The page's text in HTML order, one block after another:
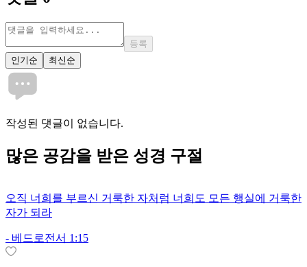
등록
인기순
최신순
작성된 댓글이 없습니다.
많은 공감을 받은 성경 구절
오직 너희를 부르신 거룩한 자처럼 너희도 모든 행실에 거룩한
자가 되라
- 베드로전서 1:15